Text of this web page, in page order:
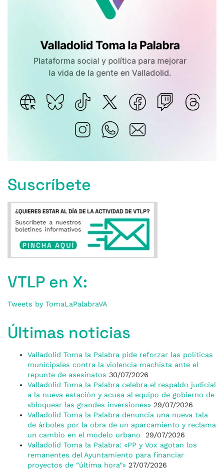
Suscríbete
VTLP en X:
Tweets by TomaLaPalabraVA
Últimas noticias
Valladolid Toma la Palabra pide reforzar las políticas
municipales contra la violencia machista ante el
repunte de asesinatos 30/07/2026
Valladolid Toma la Palabra celebra el respaldo judicial
a la nueva estación y acusa al equipo de gobierno de
«bloquear las grandes inversiones» 29/07/2026
Valladolid Toma la Palabra denuncia una nueva tala
de árboles por la obra de un aparcamiento y reclama
un cambio en el modelo urbano
29/07/2026
Valladolid Toma la Palabra: «PP y Vox agotan los
remanentes del Ayuntamiento para financiar
proyectos de “última hora”» 27/07/2026